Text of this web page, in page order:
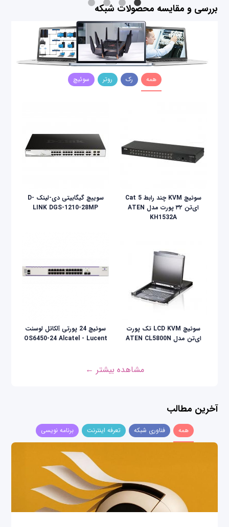
بررسی و مقایسه محصولات شبکه
همه رک روتر سوئیچ
سوئیچ KVM چند رابط Cat 5
ای‌تن ۳۲ پورت مدل ATEN
KH1532A
سوییچ گیگابیتی دی-لینک D-
LINK DGS-1210-28MP
سوئيچ LCD KVM تک پورت
ای‌تن مدل ATEN CL5800N
سوئیچ 24 پورتی آلکاتل لوسنت
OS6450-24 Alcatel - Lucent
مشاهده بیشتر ←
آخرین مطالب
همه فناوری شبکه تعرفه اینترنت برنامه نویسی